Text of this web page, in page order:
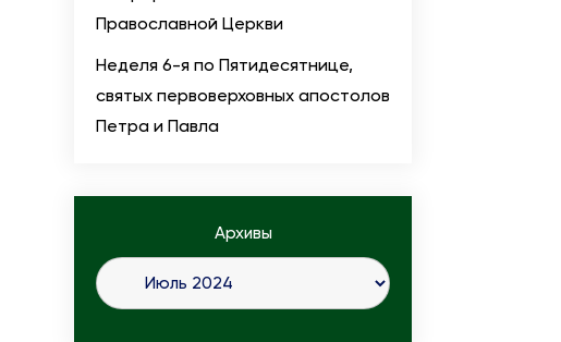
Православной Церкви
Неделя 6-я по Пятидесятнице,
святых первоверховных апостолов
Петра и Павла
Архивы